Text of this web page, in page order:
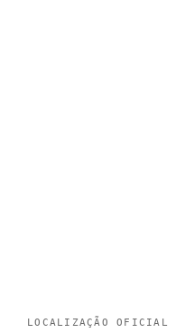
LOCALIZAÇÃO OFICIAL